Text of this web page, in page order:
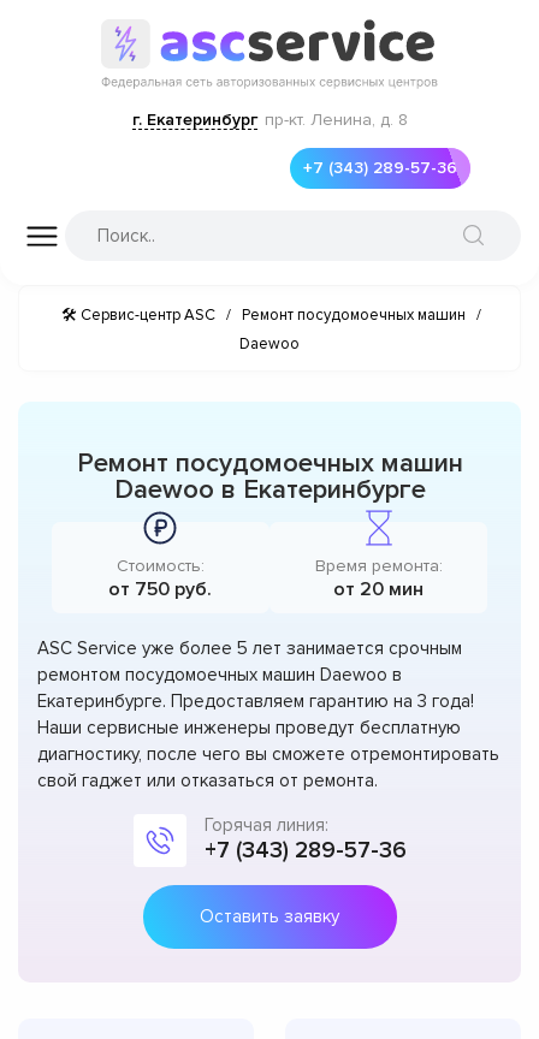
г. Екатеринбург пр-кт. Ленина, д. 8
+7 (343) 289-57-36
🛠 Сервис-центр ASC / Ремонт посудомоечных машин
/
Daewoo
Ремонт посудомоечных машин
Daewoo в Екатеринбурге
Стоимость:
от 750 руб.
Время ремонта:
от 20 мин
ASC Service уже более 5 лет занимается срочным
ремонтом посудомоечных машин Daewoo в
Екатеринбурге. Предоставляем гарантию на 3 года!
Наши сервисные инженеры проведут бесплатную
диагностику, после чего вы сможете отремонтировать
свой гаджет или отказаться от ремонта.
Горячая линия:
+7 (343) 289-57-36
Оставить заявку